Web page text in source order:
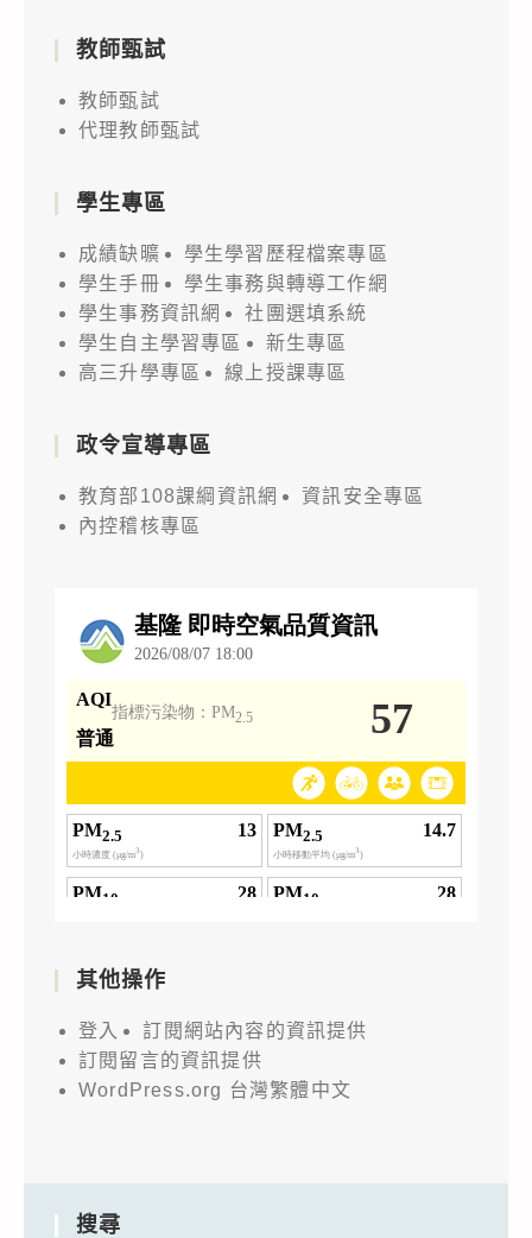
教師甄試
教師甄試
代理教師甄試
學生專區
成績缺曠
學生學習歷程檔案專區
學生手冊
學生事務與轉導工作網
學生事務資訊網
社團選填系統
學生自主學習專區
新生專區
高三升學專區
線上授課專區
政令宣導專區
教育部108課綱資訊網
資訊安全專區
內控稽核專區
其他操作
登入
訂閱網站內容的資訊提供
訂閱留言的資訊提供
WordPress.org 台灣繁體中文
搜尋